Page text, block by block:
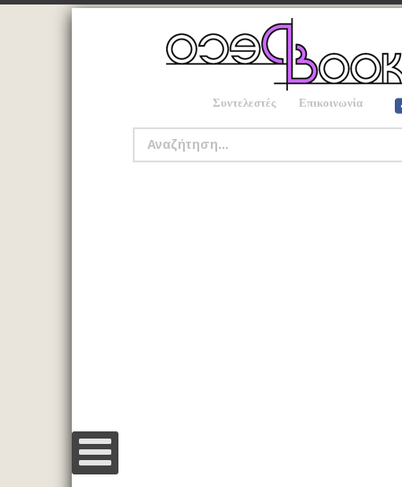
Συντελεστές Επικοινωνία